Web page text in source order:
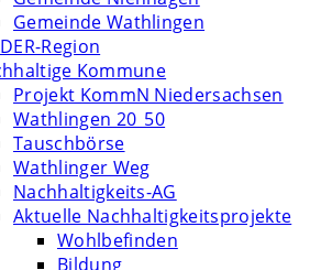
Gemeinde Wathlingen
Region
Kommune
Projekt KommN Niedersachsen
Wathlingen 20_50
Tauschbörse
Wathlinger Weg
Nachhaltigkeits-AG
Aktuelle Nachhaltigkeitsprojekte
Wohlbefinden
Bildung